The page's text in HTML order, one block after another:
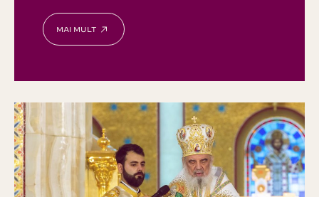
MAI MULT